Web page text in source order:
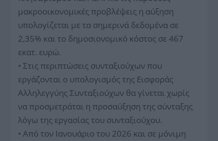
μακροοικονομικές προβλέψεις η αύξηση
υπολογίζεται με τα σημερινά δεδομένα σε
2,35% και το δημοσιονομικό κόστος σε 467
εκατ. ευρώ.
• Στις περιπτώσεις συνταξιούχων που
εργάζονται ο υπολογισμός της Εισφοράς
Αλληλεγγύης Συνταξιούχων θα γίνεται χωρίς
να προσμετράται η προσαύξηση της σύνταξης
λόγω της εργασίας του συνταξιούχου.
• Από τον Ιανουάριο του 2026 και σε μόνιμη